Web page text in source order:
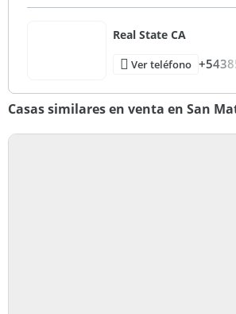
Real State CA
Ver teléfono
Casas similares en venta en San